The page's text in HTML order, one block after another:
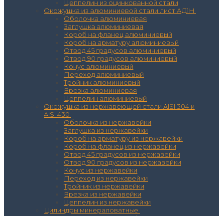
Цеппелин из оцинкованной стали
Окожушка из алюминиевой стали лист АД1Н
Оболочка алюминиевая
Заглушка алюминиевая
Короб на фланец алюминиевый
Короб на арматуру алюминиевый
Отвод 45 градусов алюминиевый
Отвод 90 градусов алюминиевый
Конус алюминиевый
Переход алюминиевый
Тройник алюминиевый
Врезка алюминиевая
Цеппелин алюминиевый
Окожушка из нержавеющей стали AISI 304 и
AISI 430
Оболочка из нержавейки
Заглушка из нержавейки
Короб на арматуру из нержавейки
Короб на фланец из нержавейки
Отвод 45 градусов из нержавейки
Отвод 90 градусов из нержавейки
Конус из нержавейки
Переход из нержавейки
Тройник из нержавейки
Врезка из нержавейки
Цеппелин из нержавейки
Цилиндры минераловатные